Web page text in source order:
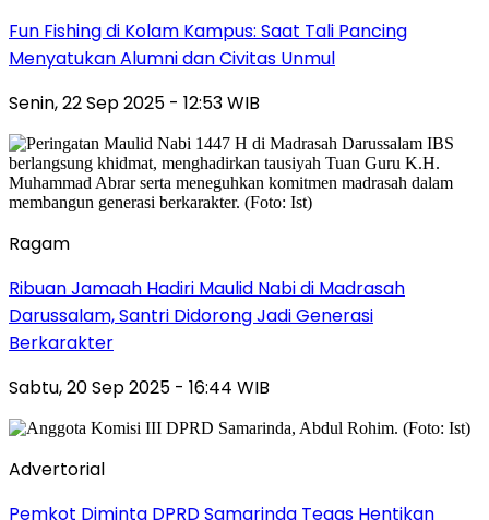
Fun Fishing di Kolam Kampus: Saat Tali Pancing
Menyatukan Alumni dan Civitas Unmul
Senin, 22 Sep 2025 - 12:53 WIB
Ragam
Ribuan Jamaah Hadiri Maulid Nabi di Madrasah
Darussalam, Santri Didorong Jadi Generasi
Berkarakter
Sabtu, 20 Sep 2025 - 16:44 WIB
Advertorial
Pemkot Diminta DPRD Samarinda Tegas Hentikan